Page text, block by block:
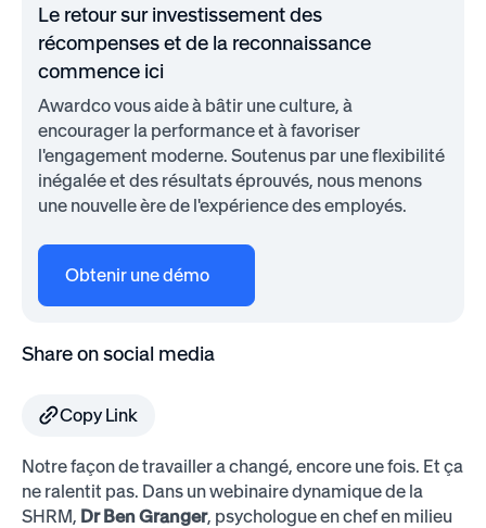
Le retour sur investissement des
récompenses et de la reconnaissance
commence ici
Awardco vous aide à bâtir une culture, à
encourager la performance et à favoriser
l'engagement moderne. Soutenus par une flexibilité
inégalée et des résultats éprouvés, nous menons
une nouvelle ère de l'expérience des employés.
Obtenir une démo
Share on social media
Copy Link
Notre façon de travailler a changé, encore une fois. Et ça
ne ralentit pas. Dans un webinaire dynamique de la
SHRM, Dr Ben Granger, psychologue en chef en milieu